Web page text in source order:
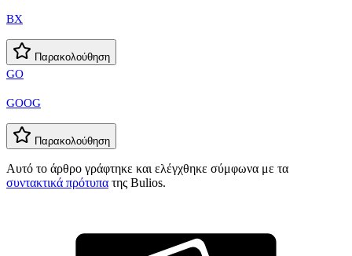
BX
Παρακολούθηση
GO
GOOG
Παρακολούθηση
Αυτό το άρθρο γράφτηκε και ελέγχθηκε σύμφωνα με τα
συντακτικά πρότυπα της Bulios.